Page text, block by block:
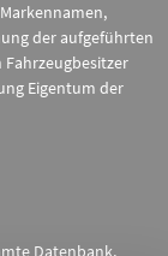
der aufgeführten
Fahrzeugbesitzer
Eigentum der
Datenbank,